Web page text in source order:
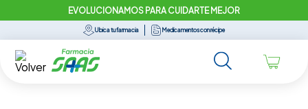
EVOLUCIONAMOS PARA CUIDARTE MEJOR
Ubica tu farmacia Medicamentos con récipe